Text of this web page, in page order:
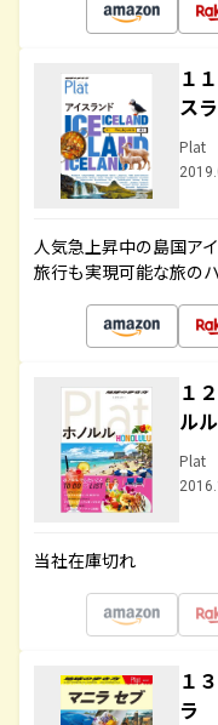
１
ス
Plat
人気急上昇中の島国ア
旅行も実現可能な旅の
１
ルル
Plat
当社在庫切れ
１
ラ